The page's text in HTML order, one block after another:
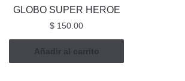
GLOBO SUPER HEROE
$ 150.00
Añadir al carrito